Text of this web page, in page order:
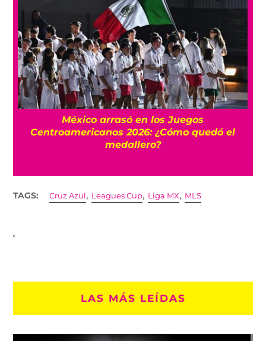
México arrasó en los Juegos
Centroamericanos 2026: ¿Cómo quedó el
medallero?
TAGS: Cruz Azul , Leagues Cup, Liga MX, MLS
LAS MÁS LEÍDAS